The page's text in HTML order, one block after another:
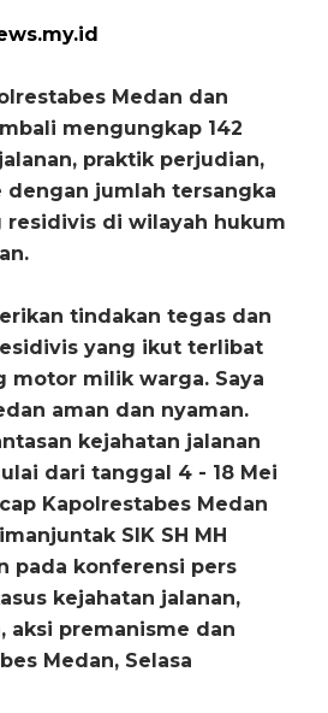
Medan dan
mengungkap 142
praktik perjudian,
dengan jumlah tersangka
residivis di wilayah hukum
tindakan tegas dan
yang ikut terlibat
motor milik warga. Saya
aman dan nyaman.
kejahatan jalanan
dari tanggal 4 - 18 Mei
Kapolrestabes Medan
SIK SH MH
pada konferensi pers
kejahatan jalanan,
aksi premanisme dan
Medan, Selasa